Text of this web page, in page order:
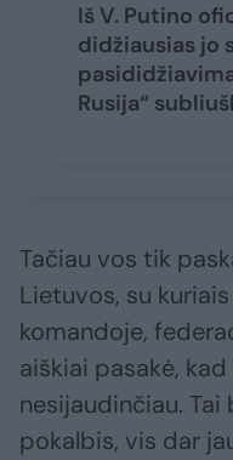
Iš V. Putino
didžiausias jo
Rusija“
Tačiau vos tik
Lietuvos, su
komandoje,
aiškiai pasakė,
nesijaudinčiau.
pokalbis, vis dar